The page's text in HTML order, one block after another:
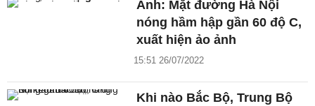
Ảnh: Mặt đường Hà Nội
nóng hầm hập gần 60 độ C,
xuất hiện ảo ảnh
15:51 26/07/2022
Khi nào Bắc Bộ, Trung Bộ